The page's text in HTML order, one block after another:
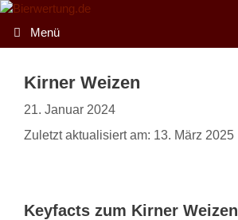
Zum
Inhalt
springen
Menü
Kirner Weizen
21. Januar 2024
Zuletzt aktualisiert am: 13. März 2025
Keyfacts zum Kirner Weizen